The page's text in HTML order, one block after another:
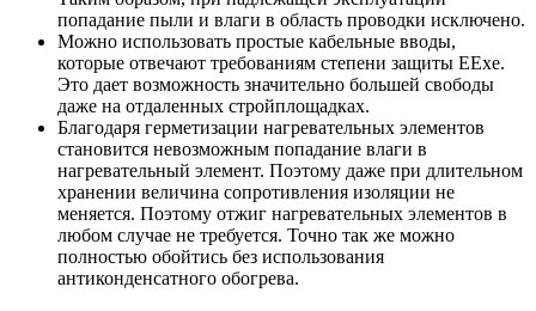
попадание пыли и влаги в область проводки исключено.
Можно использовать простые кабельные вводы,
которые отвечают требованиям степени защиты EExe.
Это дает возможность значительно большей свободы
даже на отдаленных стройплощадках.
Благодаря герметизации нагревательных элементов
становится невозможным попадание влаги в
нагревательный элемент. Поэтому даже при длительном
хранении величина сопротивления изоляции не
меняется. Поэтому отжиг нагревательных элементов в
любом случае не требуется. Точно так же можно
полностью обойтись без использования
антиконденсатного обогрева.